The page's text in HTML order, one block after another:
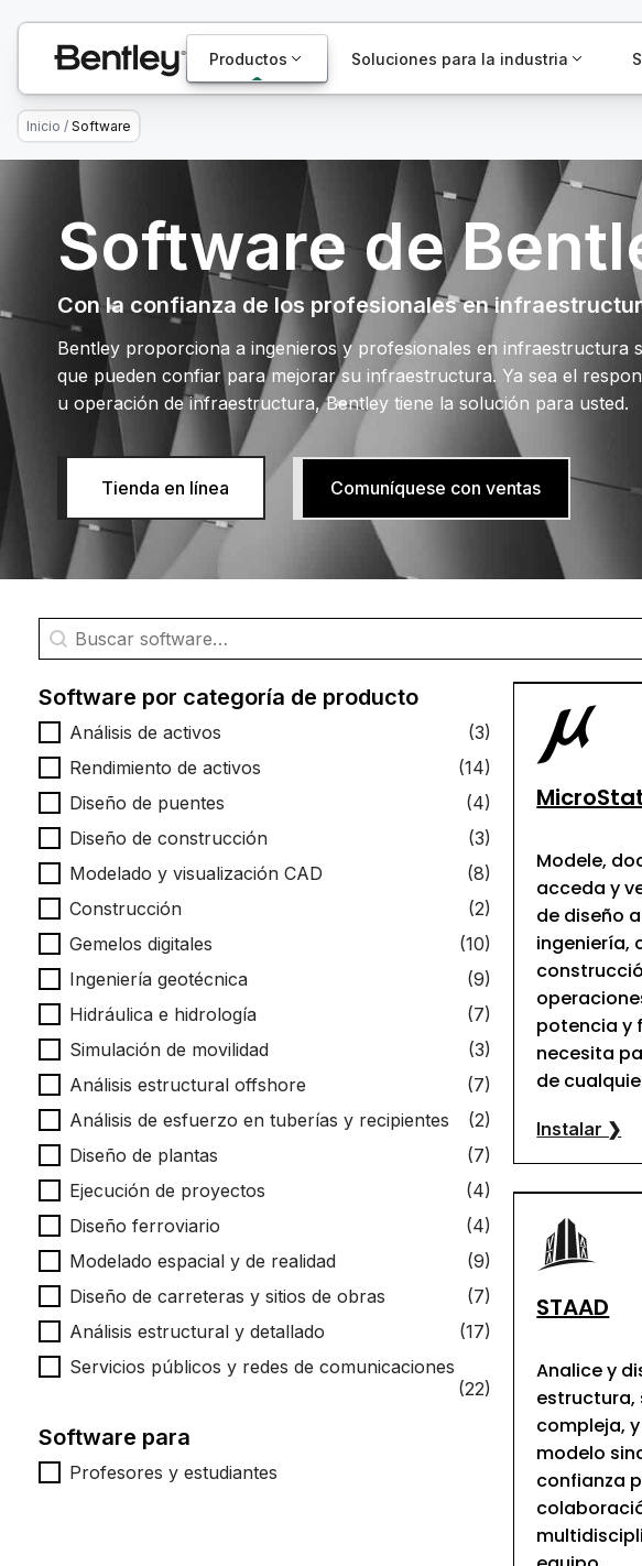
Productos Soluciones para la industria
Inicio / Software
Software de
Con la confianza de los profesionales en
Bentley proporciona a ingenieros y profesionales en infraestructura
que pueden confiar para mejorar su infraestructura. Ya sea el
u operación de infraestructura, Bentley tiene la solución para usted.
Tienda en línea Comuníquese con ventas
Búsqueda de software
Buscar contenido
Software por categoría de producto
Software por categoría de producto
Análisis de activos
(3)
Rendimiento de activos
(14)
Diseño de puentes
(4)
Diseño de construcción
(3)
Modelado y visualización CAD
(8)
Construcción
(2)
Gemelos digitales
(10)
Ingeniería geotécnica
(9)
Hidráulica e hidrología
(7)
Simulación de movilidad
(3)
Análisis estructural offshore
(7)
Análisis de esfuerzo en tuberías y recipientes
(2)
Diseño de plantas
(7)
Ejecución de proyectos
(4)
Diseño ferroviario
(4)
Modelado espacial y de realidad
(9)
Diseño de carreteras y sitios de obras
(7)
Análisis estructural y detallado
(17)
Servicios públicos y redes de comunicaciones
(22)
Software para
Software para
Profesores y estudiantes
Modele,
acceda y
de diseño
ingeniería,
potencia y
necesita
de
Instalar ❯
STAAD
Analice y
estructura,
compleja,
modelo
confianza